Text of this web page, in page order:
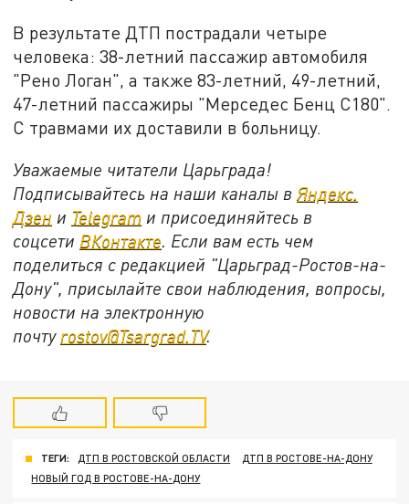
В результате ДТП пострадали четыре
человека: 38-летний пассажир автомобиля
"Рено Логан", а также 83-летний, 49-летний,
47-летний пассажиры "Мерседес Бенц С180".
С травмами их доставили в больницу.
Уважаемые читатели Царьграда!
Подписывайтесь на наши каналы вЯндекс.
Дзен и Telegram и присоединяйтесь в
соцсети ВКонтакте. Если вам есть чем
поделиться с редакцией "Царьград-Ростов-на-
Дону", присылайте свои наблюдения, вопросы,
новости на электронную
почту rostov@Tsargrad.ТV.
ТЕГИ: ДТП В РОСТОВСКОЙ ОБЛАСТИ
ДТП В РОСТОВЕ-НА-ДОНУ
НОВЫЙ ГОД В РОСТОВЕ-НА-ДОНУ